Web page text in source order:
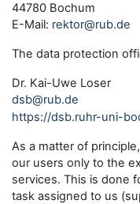
44780 Bochum
E-Mail: rektor@rub.de
The data protection
Dr. Kai-Uwe Loser
dsb@rub.de
https://dsb.ruhr-uni-
As a matter of
our users only to the
services. This is done
task assigned to us